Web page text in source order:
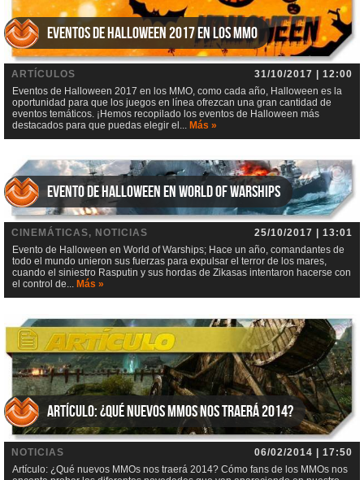
Eventos de Halloween 2017 en los MMO
ARTÍCULOS
31/10/2017 | 12:00
Eventos de Halloween 2017 en los MMO, como cada año, Halloween es la
oportunidad para que los juegos en línea ofrezcan una gran cantidad de
eventos temáticos. ¡Hemos recopilado los eventos de Halloween más
destacados para que puedas elegir el... Más »
Evento de Halloween en World of Warships
CINEMÁTICAS, NOTICIAS
25/10/2017 | 13:01
Evento de Halloween en World of Warships; Hace un año, comandantes de
todo el mundo unieron sus fuerzas para expulsar el terror de los mares,
cuando el siniestro Rasputin y sus hordas de Zikasas intentaron hacerse con
el control de... Más »
Artículo: ¿Qué nuevos MMOs nos traerá 2014?
NOTICIAS
06/02/2014 | 17:50
Artículo: ¿Qué nuevos MMOs nos traerá 2014? Cómo fans de los MMOs nos